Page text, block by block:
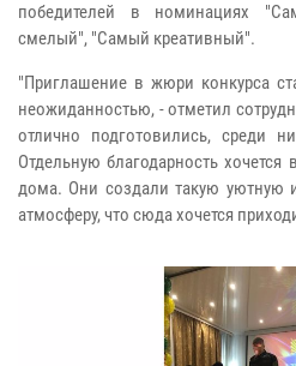
победителей в номинациях
смелый", "Самый креативный".
"Приглашение в жюри конкурса
неожиданностью, - отметил
отлично подготовились, среди
Отдельную благодарность хочется
дома. Они создали такую уютную
атмосферу, что сюда хочется